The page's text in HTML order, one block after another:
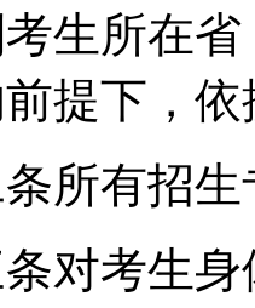
生所在
提下，
有招生
考生身